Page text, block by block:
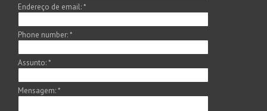
Endereço de email:*
Phone number:*
Assunto:*
Mensagem:*